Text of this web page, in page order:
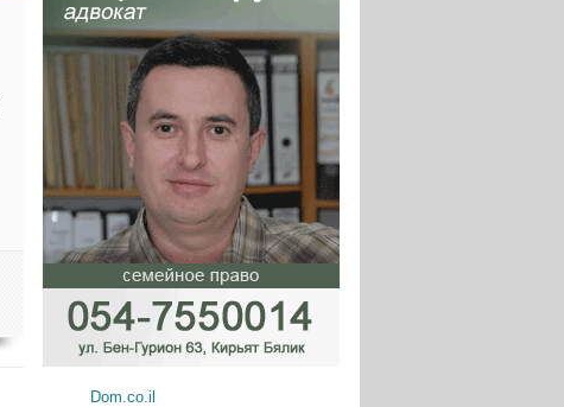
Dom.co.il